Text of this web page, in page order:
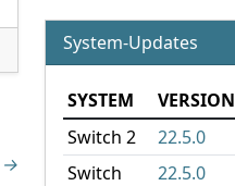
→
System-Updates
SYSTEM VERSION
Switch 2
22.5.0
Switch
22.5.0